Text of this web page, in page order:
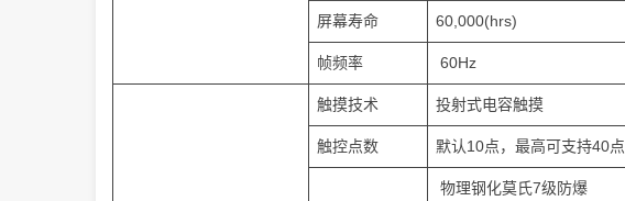
屏幕寿命 60,000(hrs)
帧频率 60Hz
触摸技术 投射式电容触摸
触控点数 默认10点，最高可支持40点
物理钢化莫氏7级防爆